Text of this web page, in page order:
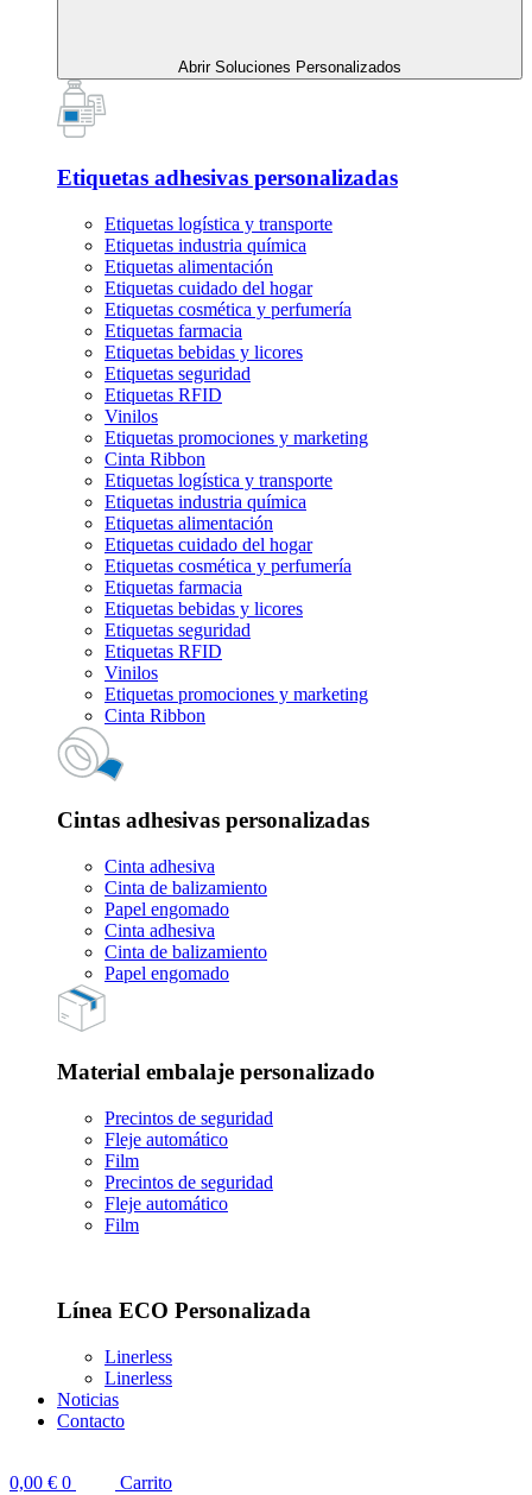
Abrir Soluciones Personalizados
Etiquetas adhesivas personalizadas
Etiquetas logística y transporte
Etiquetas industria química
Etiquetas alimentación
Etiquetas cuidado del hogar
Etiquetas cosmética y perfumería
Etiquetas farmacia
Etiquetas bebidas y licores
Etiquetas seguridad
Etiquetas RFID
Vinilos
Etiquetas promociones y marketing
Cinta Ribbon
Etiquetas logística y transporte
Etiquetas industria química
Etiquetas alimentación
Etiquetas cuidado del hogar
Etiquetas cosmética y perfumería
Etiquetas farmacia
Etiquetas bebidas y licores
Etiquetas seguridad
Etiquetas RFID
Vinilos
Etiquetas promociones y marketing
Cinta Ribbon
Cintas adhesivas personalizadas
Cinta adhesiva
Cinta de balizamiento
Papel engomado
Cinta adhesiva
Cinta de balizamiento
Papel engomado
Material embalaje personalizado
Precintos de seguridad
Fleje automático
Film
Precintos de seguridad
Fleje automático
Film
Línea ECO Personalizada
Linerless
Linerless
Noticias
Contacto
0,00 € 0
Carrito